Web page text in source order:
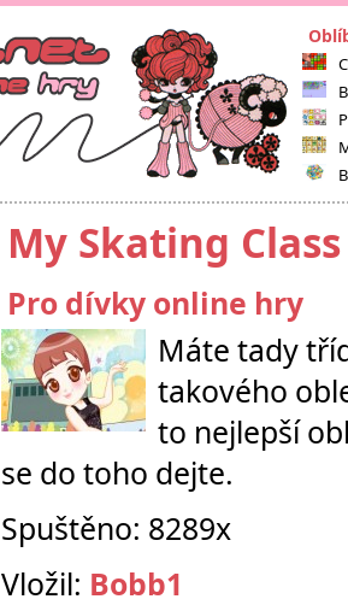
My Skating Class
Pro dívky online hry
Máte tady
takového
to nejlepší
se do toho dejte.
Spuštěno: 8289x
Vložil: Bobb1